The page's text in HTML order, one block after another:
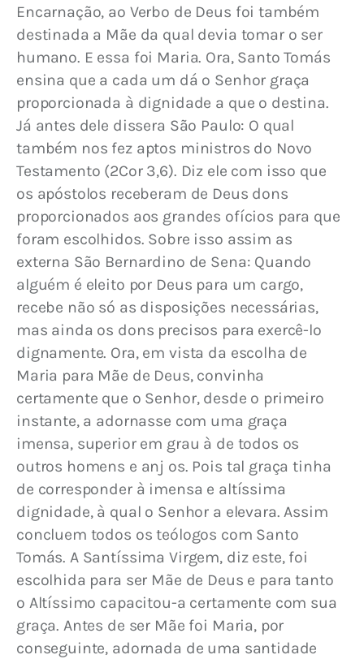
Encarnação, ao Verbo de Deus foi também
destinada a Mãe da qual devia tomar o ser
humano. E essa foi Maria. Ora, Santo Tomás
ensina que a cada um dá o Senhor graça
proporcionada à dignidade a que o destina.
Já antes dele dissera São Paulo: O qual
também nos fez aptos ministros do Novo
Testamento (2Cor 3,6). Diz ele com isso que
os apóstolos receberam de Deus dons
proporcionados aos grandes ofícios para que
foram escolhidos. Sobre isso assim as
externa São Bernardino de Sena: Quando
alguém é eleito por Deus para um cargo,
recebe não só as disposições necessárias,
mas ainda os dons precisos para exercê-lo
dignamente. Ora, em vista da escolha de
Maria para Mãe de Deus, convinha
certamente que o Senhor, desde o primeiro
instante, a adornasse com uma graça
imensa, superior em grau à de todos os
outros homens e anj os. Pois tal graça tinha
de corresponder à imensa e altíssima
dignidade, à qual o Senhor a elevara. Assim
concluem todos os teólogos com Santo
Tomás. A Santíssima Virgem, diz este, foi
escolhida para ser Mãe de Deus e para tanto
o Altíssimo capacitou-a certamente com sua
graça. Antes de ser Mãe foi Maria, por
conseguinte, adornada de uma santidade